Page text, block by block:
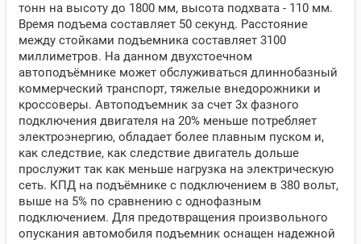
тонн на высоту до 1800 мм, высота подхвата - 110 мм.
Время подъема составляет 50 секунд. Расстояние
между стойками подъемника составляет 3100
миллиметров. На данном двухстоечном
автоподъёмнике может обслуживаться длиннобазный
коммерческий транспорт, тяжелые внедорожники и
кроссоверы. Автоподъемник за счет 3х фазного
подключения двигателя на 20% меньше потребляет
электроэнергию, обладает более плавным пуском и,
как следствие, как следствие двигатель дольше
прослужит так как меньше нагрузка на электрическую
сеть. КПД на подъёмнике с подключением в 380 вольт,
выше на 5% по сравнению с однофазным
подключением. Для предотвращения произвольного
опускания автомобиля подъемник оснащен надежной